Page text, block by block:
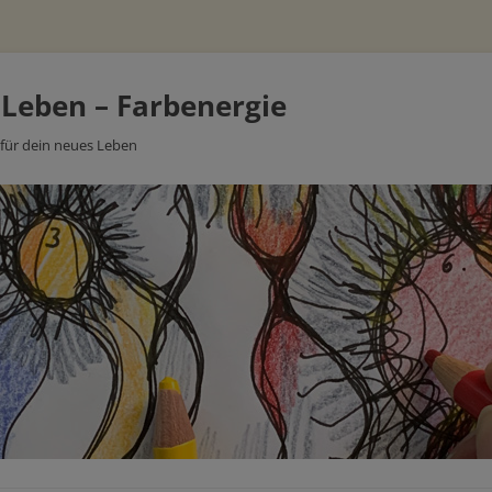
– Farbenergie
dein neues Leben